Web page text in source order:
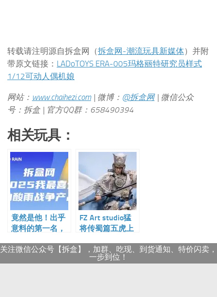
关注微信公众号【拆盒】，加群、吃现、到货通知、特价闪卖，
一步到位！